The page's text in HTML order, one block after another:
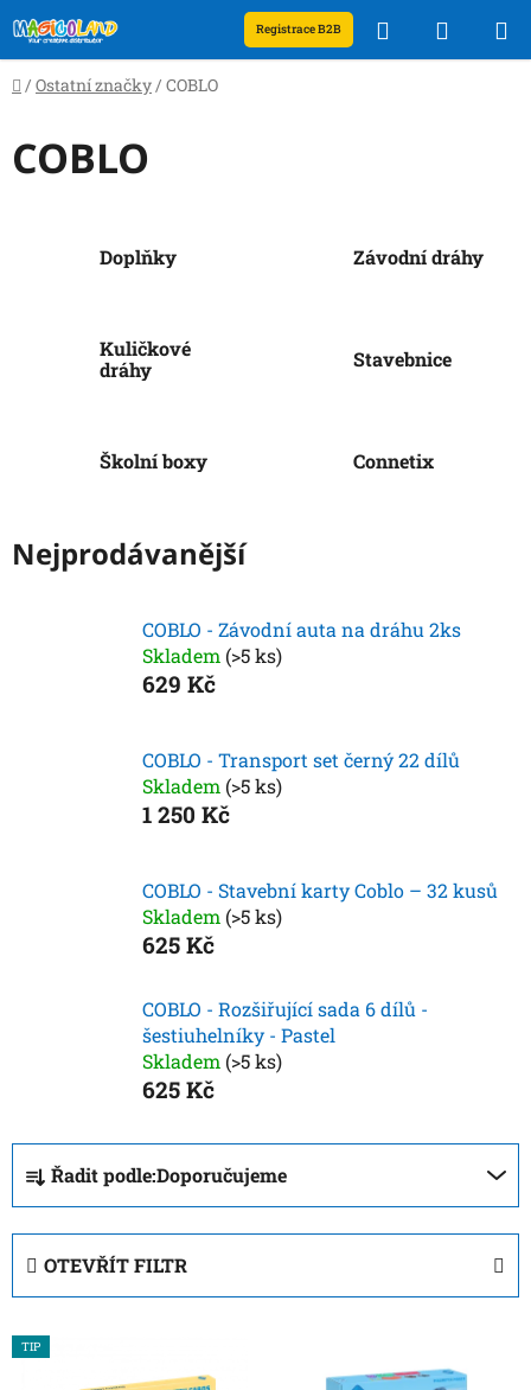
na
obsah
Registrace B2B Hledat
KOŠÍK
Domů
/ Ostatní značky / COBLO
COBLO
Doplňky Závodní dráhy
Kuličkové
dráhy
Stavebnice
Školní boxy Connetix
Nejprodávanější
COBLO - Závodní auta na dráhu 2ks
Skladem (>5 ks)
629 Kč
COBLO - Transport set černý 22 dílů
Skladem (>5 ks)
1 250 Kč
COBLO - Stavební karty Coblo – 32 kusů
Skladem (>5 ks)
625 Kč
COBLO - Rozšiřující sada 6 dílů -
šestiuhelníky - Pastel
Skladem (>5 ks)
625 Kč
Ř
a
z
n
p
Řadit podle:Doporučujeme
OTEVŘÍT FILTR
V
ý
TIP